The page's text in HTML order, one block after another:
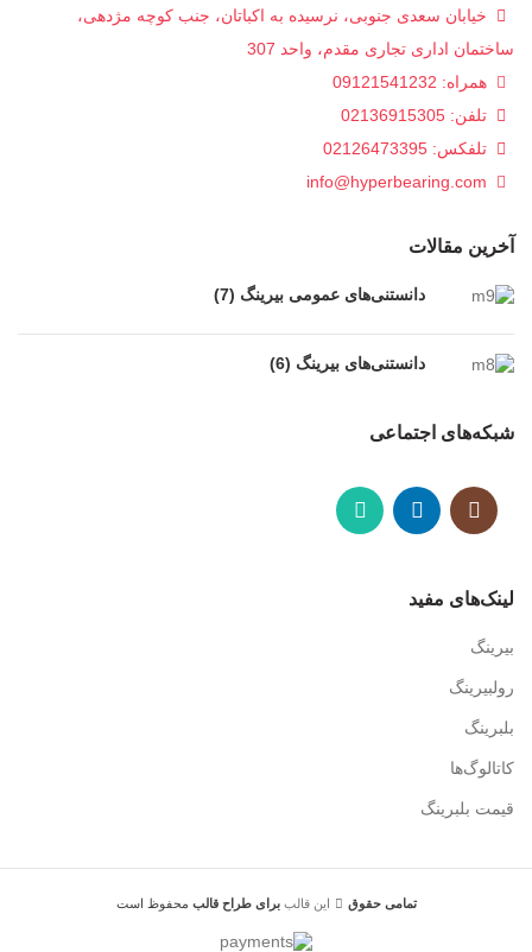
خیابان سعدی جنوبی، نرسیده به اکباتان، جنب کوچه مژدهی،
ساختمان اداری تجاری مقدم، واحد 307
همراه: 09121541232
تلفن: 02136915305
تلفکس: 02126473395
آخرین مقالات
دانستنی‌های عمومی بیرینگ (7)
دانستنی‌های بیرینگ (6)
شبکه‌های اجتماعی
لینک‌های مفید
بیرینگ
رولبیرینگ
بلبرینگ
کاتالوگ‌ها
قیمت بلبرینگ
تمامی حقوق این قالببرای طراحقالب محفوظ است